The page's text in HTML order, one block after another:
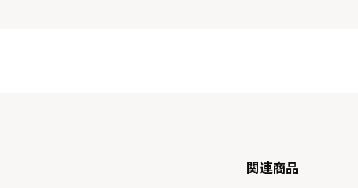
関連商品